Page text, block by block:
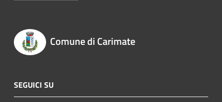
Comune di Carimate
SEGUICI SU